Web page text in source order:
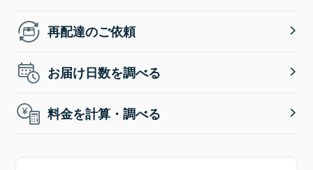
再配達のご依頼
お届け日数を調べる
料金を計算・調べる